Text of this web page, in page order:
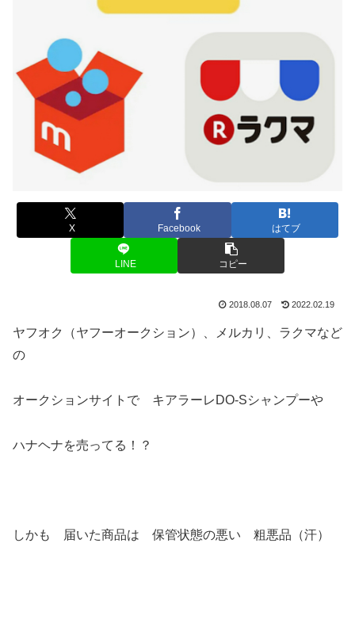
X Facebook はてブ
LINE コピー
2018.08.07 2022.02.19
ヤフオク（ヤフーオークション）、メルカリ、ラクマなど
の
オークションサイトで キアラーレDO-Sシャンプーや
ハナヘナを売ってる！？
しかも 届いた商品は 保管状態の悪い 粗悪品（汗）